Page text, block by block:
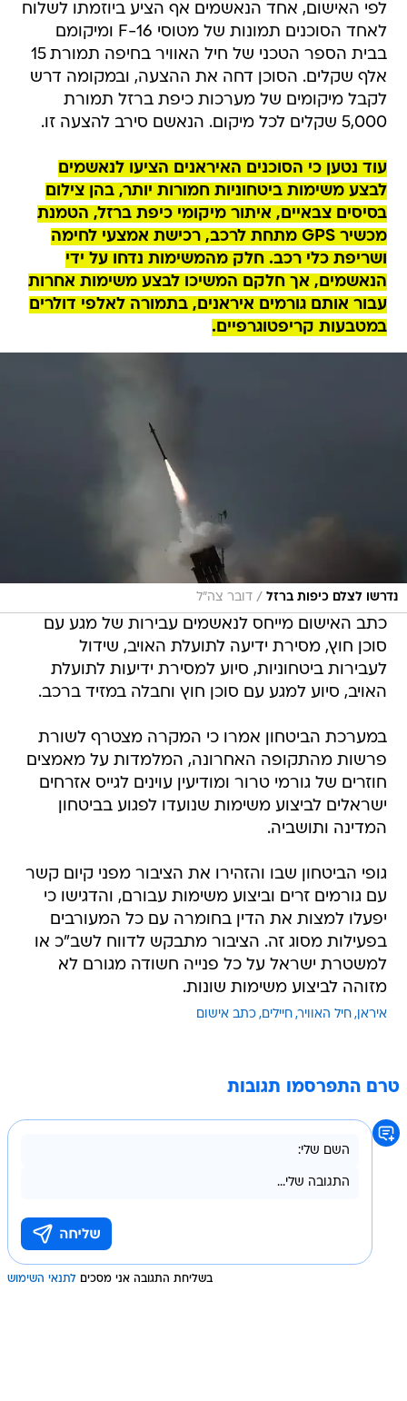
לפי האישום, אחד הנאשמים אף הציע ביוזמתו לשלוח
לאחד הסוכנים תמונות של מטוסי F-16 ומיקומם
בבית הספר הטכני של חיל האוויר בחיפה תמורת 15
אלף שקלים. הסוכן דחה את ההצעה, ובמקומה דרש
לקבל מיקומים של מערכות כיפת ברזל תמורת
5,000 שקלים לכל מיקום. הנאשם סירב להצעה זו.
עוד נטען כי הסוכנים האיראנים הציעו לנאשמים
לבצע משימות ביטחוניות חמורות יותר, בהן צילום
בסיסים צבאיים, איתור מיקומי כיפת ברזל, הטמנת
מכשיר GPS מתחת לרכב, רכישת אמצעי לחימה
ושריפת כלי רכב. חלק מהמשימות נדחו על ידי
הנאשמים, אך חלקם המשיכו לבצע משימות אחרות
עבור אותם גורמים איראנים, בתמורה לאלפי דולרים
במטבעות קריפטוגרפיים.
נדרשו לצלם כיפות ברזל / דובר צה"ל
כתב האישום מייחס לנאשמים עבירות של מגע עם
סוכן חוץ, מסירת ידיעה לתועלת האויב, שידול
לעבירות ביטחוניות, סיוע למסירת ידיעות לתועלת
האויב, סיוע למגע עם סוכן חוץ וחבלה במזיד ברכב.
במערכת הביטחון אמרו כי המקרה מצטרף לשורת
פרשות מהתקופה האחרונה, המלמדות על מאמצים
חוזרים של גורמי טרור ומודיעין עוינים לגייס אזרחים
ישראלים לביצוע משימות שנועדו לפגוע בביטחון
המדינה ותושביה.
גופי הביטחון שבו והזהירו את הציבור מפני קיום קשר
עם גורמים זרים וביצוע משימות עבורם, והדגישו כי
יפעלו למצות את הדין בחומרה עם כל המעורבים
בפעילות מסוג זה. הציבור מתבקש לדווח לשב"כ או
למשטרת ישראל על כל פנייה חשודה מגורם לא
מזוהה לביצוע משימות שונות.
איראן חיל האוויר חיילים כתב אישום
טרם התפרסמו תגובות
בשליחת התגובה אני מסכים לתנאי השימוש